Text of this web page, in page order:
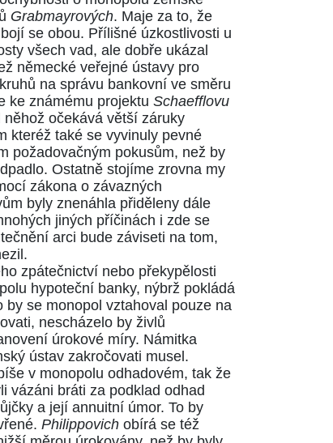
Grabmayrových. Maje za to, že
se obou. Přílišné úzkostlivosti u
všech vad, ale dobře ukázal
německé veřejné ústavy pro
na správu bankovní ve směru
ke známému projektu Schaefflovu
očekává větší záruky
kteréž také se vyvinuly pevné
požadovačným pokusům, než by
Ostatně stojíme zrovna my
zákona o závazných
byly znenáhla přiděleny dále
jiných příčinách i zde se
arci bude záviseti na tom,
zpátečnictví nebo překypělosti
hypoteční banky, nýbrž pokládá
se monopol vztahoval pouze na
nescházelo by živlů
úrokové míry. Námitka
ústav zakročovati musel.
v monopolu odhadovém, tak že
vázáni bráti za podklad odhad
a její annuitní úmor. To by
Philippovich obírá se též